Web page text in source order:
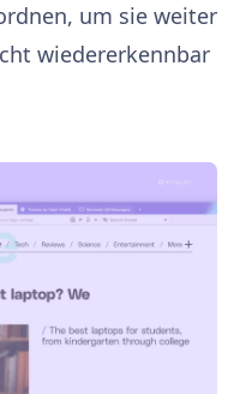
um sie weiter
wiedererkennbar